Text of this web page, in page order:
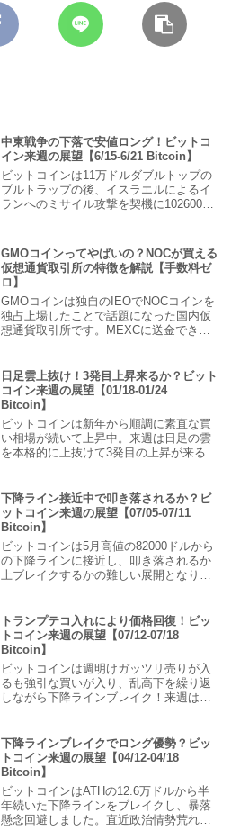
中東戦争の下落で安値ロング！ビットコ
イン来週の展望【6/15-6/21 Bitcoin】
ビットコインは11万ドルダブルトップの
ブルトラップの後、イスラエルによるイ
ランへのミサイル攻撃を契機に102600ド
で安値を見極めた仮想通貨ロングを狙っ
ていきます。ビッ...
GMOコインってやばいの？NOCが買える
仮想通貨取引所の特徴を解説【手数料ゼ
ロ】
GMOコインは独自のIEOでNOCコインを
独占上場したことで話題になった国内仮
想通貨取引所です。MEXCに送金できな
は、GMOコインの特徴や口座開設方法を
解説します。...
日足雲上抜け！3発目上昇来るか？ビット
コイン来週の展望【01/18-01/24
Bitcoin】
ビットコインは新年から順調に素直な買
い相場が続いて上昇中。来週は日足の雲
を本格的に上抜けて3発目の上昇が来るか
足赤雲上抜けの買いが入るか注目。ビッ
トコイン週の展望20...
下降ライン接近中で叩き落されるか？ビ
ットコイン来週の展望【07/05-07/11
Bitcoin】
ビットコインは5月高値の82000ドルから
の下降ラインに接近し、叩き落されるか
上ブレイクするかの難しい展開となりま
までの想定レンジ来週のビットコイン想
定価格...
トランプテコ入れにより価格回復！ビッ
トコイン来週の展望【07/12-07/18
Bitcoin】
ビットコインは週明けガッツリ売りが入
るも強引な買いが入り、乱高下を繰り返
しながら下降ラインブレイク！来週は相
2026年7月18日までの想定レンジ来週の
ビットコイン想...
下降ラインブレイクでロング優勢？ビッ
トコイン来週の展望【04/12-04/18
Bitcoin】
ビットコインはATHの12.6万ドルから半
年続いた下降ラインをブレイクし、暴落
懸念回避しました。直近政治情勢荒れて